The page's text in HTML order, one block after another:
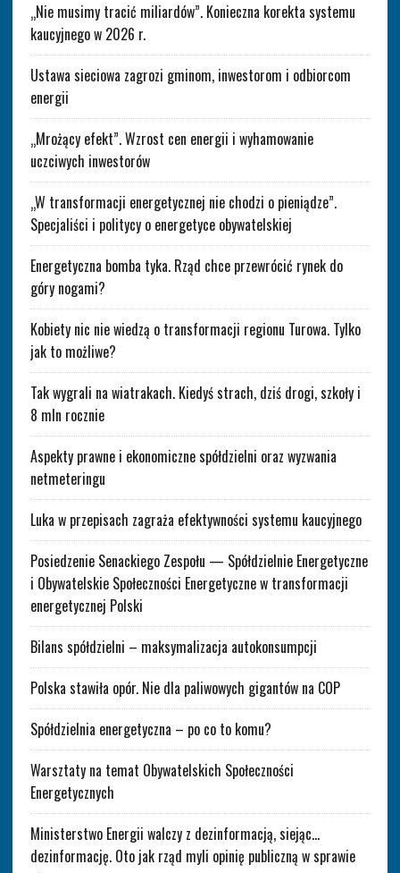
„Nie musimy tracić miliardów”. Konieczna korekta systemu
kaucyjnego w 2026 r.
Ustawa sieciowa zagrozi gminom, inwestorom i odbiorcom
energii
„Mrożący efekt”. Wzrost cen energii i wyhamowanie
uczciwych inwestorów
„W transformacji energetycznej nie chodzi o pieniądze”.
Specjaliści i politycy o energetyce obywatelskiej
Energetyczna bomba tyka. Rząd chce przewrócić rynek do
góry nogami?
Kobiety nic nie wiedzą o transformacji regionu Turowa. Tylko
jak to możliwe?
Tak wygrali na wiatrakach. Kiedyś strach, dziś drogi, szkoły i
8 mln rocznie
Aspekty prawne i ekonomiczne spółdzielni oraz wyzwania
netmeteringu
Luka w przepisach zagraża efektywności systemu kaucyjnego
Posiedzenie Senackiego Zespołu — Spółdzielnie Energetyczne
i Obywatelskie Społeczności Energetyczne w transformacji
energetycznej Polski
Bilans spółdzielni – maksymalizacja autokonsumpcji
Polska stawiła opór. Nie dla paliwowych gigantów na COP
Spółdzielnia energetyczna – po co to komu?
Warsztaty na temat Obywatelskich Społeczności
Energetycznych
Ministerstwo Energii walczy z dezinformacją, siejąc…
dezinformację. Oto jak rząd myli opinię publiczną w sprawie